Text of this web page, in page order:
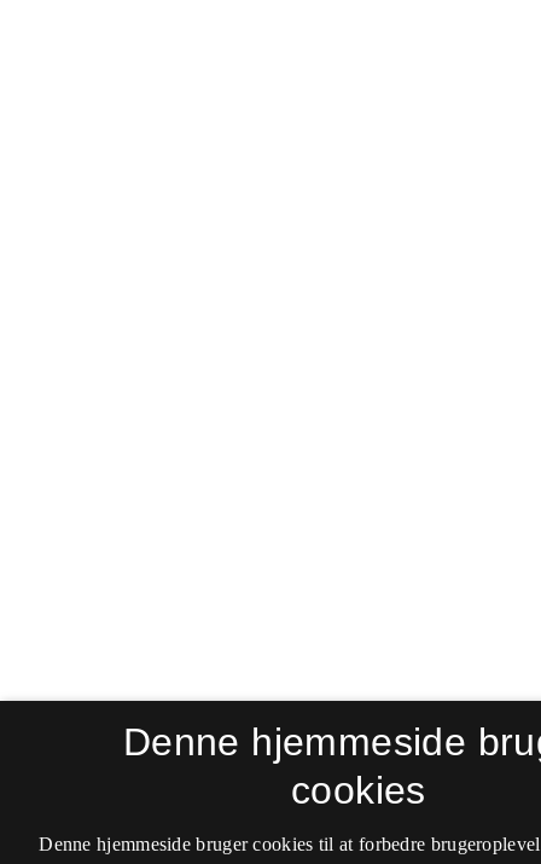
Denne hjemmeside
cookies
Denne hjemmeside bruger cookies til at forbedre